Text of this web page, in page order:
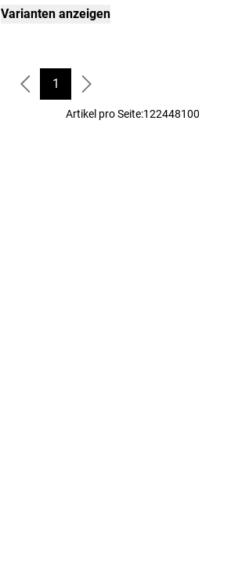
Varianten anzeigen
1
Artikel pro Seite:122448100